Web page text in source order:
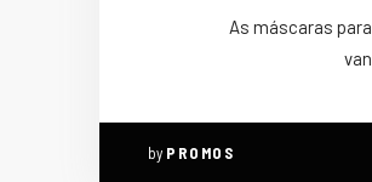
As máscaras
by PROMOS